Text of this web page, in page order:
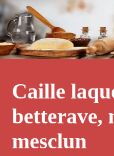
Caille
betterave,
mesclun